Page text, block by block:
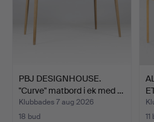
PBJ DESIGNHOUSE.
"Curve" matbord i ek med …
Klubbades 7 aug 2026
18 bud